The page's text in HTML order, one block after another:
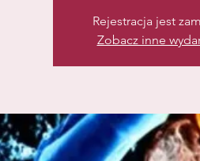
Rejestracja jest
Zobacz inne